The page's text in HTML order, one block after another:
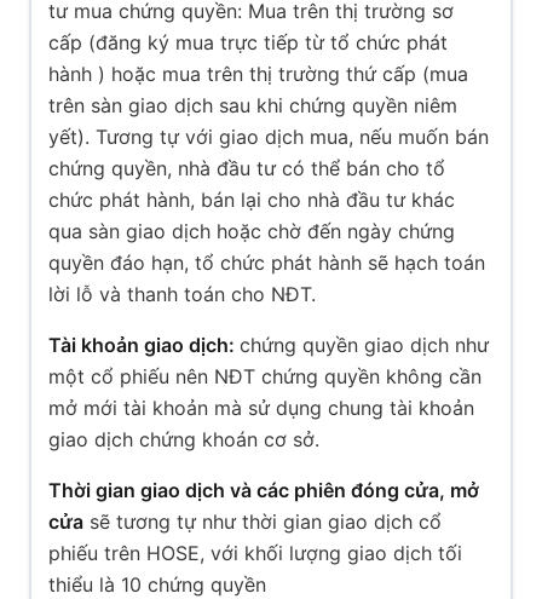
tư mua chứng quyền: Mua trên thị trường sơ
cấp (đăng ký mua trực tiếp từ tổ chức phát
hành ) hoặc mua trên thị trường thứ cấp (mua
trên sàn giao dịch sau khi chứng quyền niêm
yết). Tương tự với giao dịch mua, nếu muốn bán
chứng quyền, nhà đầu tư có thể bán cho tổ
chức phát hành, bán lại cho nhà đầu tư khác
qua sàn giao dịch hoặc chờ đến ngày chứng
quyền đáo hạn, tổ chức phát hành sẽ hạch toán
lời lỗ và thanh toán cho NĐT.
Tài khoản giao dịch:chứng quyền giao dịch như
một cổ phiếu nên NĐT chứng quyền không cần
mở mới tài khoản mà sử dụng chung tài khoản
giao dịch chứng khoán cơ sở.
Thời gian giao dịch và các phiên đóng cửa, mở
cửa sẽ tương tự như thời gian giao dịch cổ
phiếu trên HOSE, với khối lượng giao dịch tối
thiểu là 10 chứng quyền